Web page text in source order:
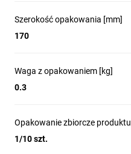
Szerokość opakowania [mm]
170
Waga z opakowaniem [kg]
0.3
Opakowanie zbiorcze produktu
1/10 szt.